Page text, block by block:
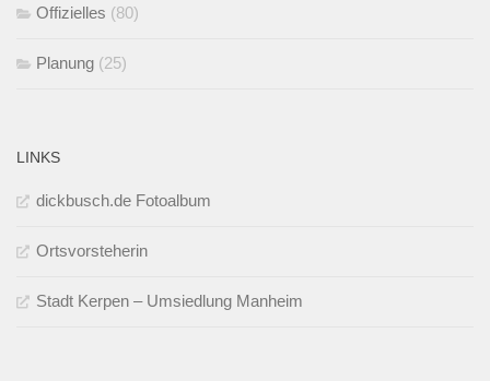
Offizielles (80)
Planung (25)
LINKS
dickbusch.de Fotoalbum
Ortsvorsteherin
Stadt Kerpen – Umsiedlung Manheim